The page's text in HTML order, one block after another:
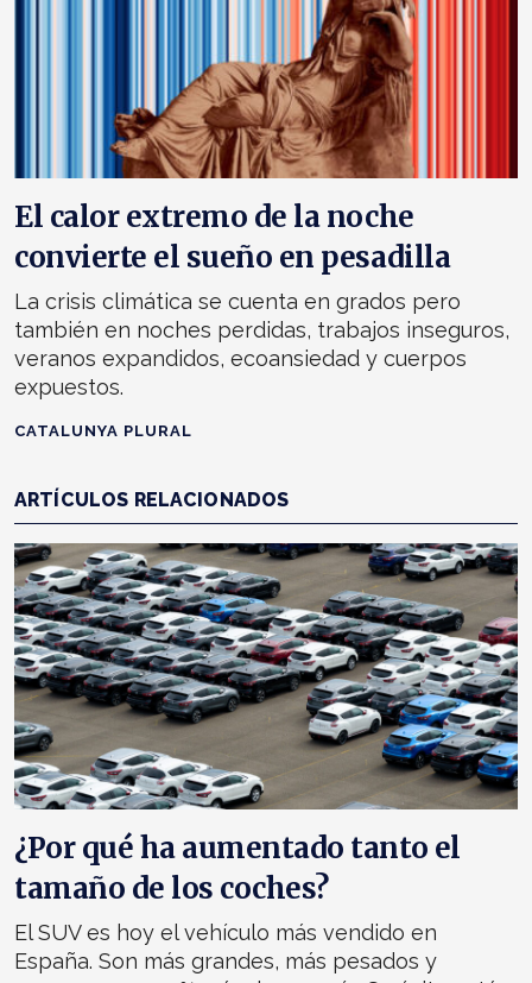
El calor extremo de la noche
convierte el sueño en pesadilla
La crisis climática se cuenta en grados pero
también en noches perdidas, trabajos inseguros,
veranos expandidos, ecoansiedad y cuerpos
expuestos.
CATALUNYA PLURAL
ARTÍCULOS RELACIONADOS
¿Por qué ha aumentado tanto el
tamaño de los coches?
El SUV es hoy el vehículo más vendido en
España. Son más grandes, más pesados y